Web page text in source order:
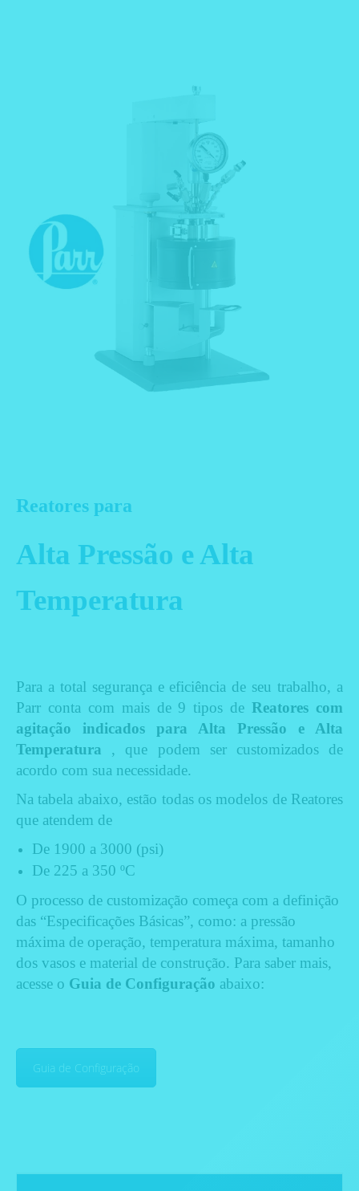
Reatores para
Alta Pressão e Alta
Temperatura
Para a total segurança e eficiência de seu trabalho, a
Parr conta com mais de 9 tipos deReatores com
agitação indicados para Alta Pressão e Alta
Temperatura , que podem ser customizados de
acordo com sua necessidade.
Na tabela abaixo, estão todas os modelos de Reatores
que atendem de
De 1900 a 3000 (psi)
De 225 a 350 ºC
O processo de customização começa com a definição
das “Especificações Básicas”, como: a pressão
máxima de operação, temperatura máxima, tamanho
dos vasos e material de construção. Para saber mais,
acesse o Guia de Configuração abaixo:
Guia de Configuração